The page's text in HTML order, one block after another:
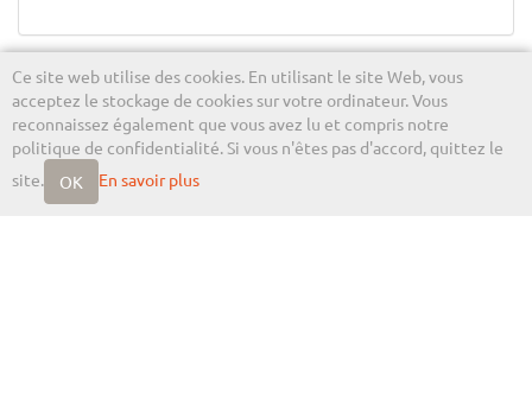
Ce site web utilise des cookies. En utilisant le site Web, vous
acceptez le stockage de cookies sur votre ordinateur. Vous
reconnaissez également que vous avez lu et compris notre
politique de confidentialité. Si vous n'êtes pas d'accord, quittez le
site.
OK En savoir plus
teaching/progappchim/epidemie_coronavirus.txt
Dernière modification :2020/07/13 04:04 de
Didier Villers, UMONS - wiki